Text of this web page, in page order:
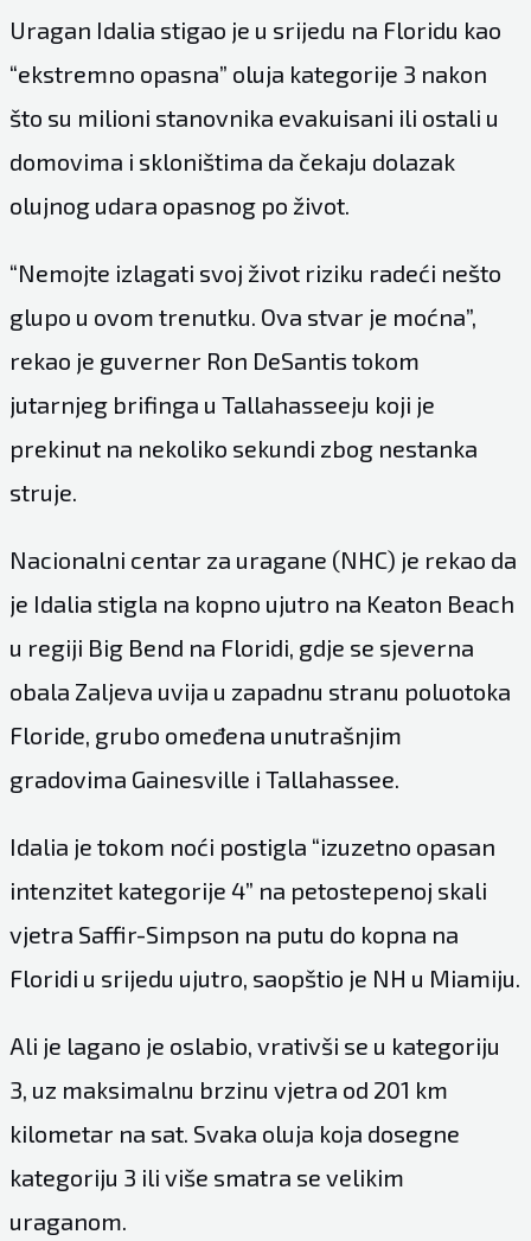
Uragan Idalia stigao je u srijedu na Floridu kao
“ekstremno opasna” oluja kategorije 3 nakon
što su milioni stanovnika evakuisani ili ostali u
domovima i skloništima da čekaju dolazak
olujnog udara opasnog po život.
“Nemojte izlagati svoj život riziku radeći nešto
glupo u ovom trenutku. Ova stvar je moćna”,
rekao je guverner Ron DeSantis tokom
jutarnjeg brifinga u Tallahasseeju koji je
prekinut na nekoliko sekundi zbog nestanka
struje.
Nacionalni centar za uragane (NHC) je rekao da
je Idalia stigla na kopno ujutro na Keaton Beach
u regiji Big Bend na Floridi, gdje se sjeverna
obala Zaljeva uvija u zapadnu stranu poluotoka
Floride, grubo omeđena unutrašnjim
gradovima Gainesville i Tallahassee.
Idalia je tokom noći postigla “izuzetno opasan
intenzitet kategorije 4” na petostepenoj skali
vjetra Saffir-Simpson na putu do kopna na
Floridi u srijedu ujutro, saopštio je NH u Miamiju.
Ali je lagano je oslabio, vrativši se u kategoriju
3, uz maksimalnu brzinu vjetra od 201 km
kilometar na sat. Svaka oluja koja dosegne
kategoriju 3 ili više smatra se velikim
uraganom.